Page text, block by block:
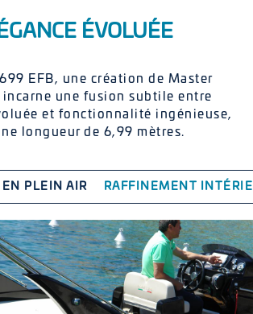
ÉVOLUÉE
EFB, une création de Master
incarne une fusion subtile entre
et fonctionnalité ingénieuse,
longueur de 6,99 mètres.
PLEIN AIR RAFFINEMENT